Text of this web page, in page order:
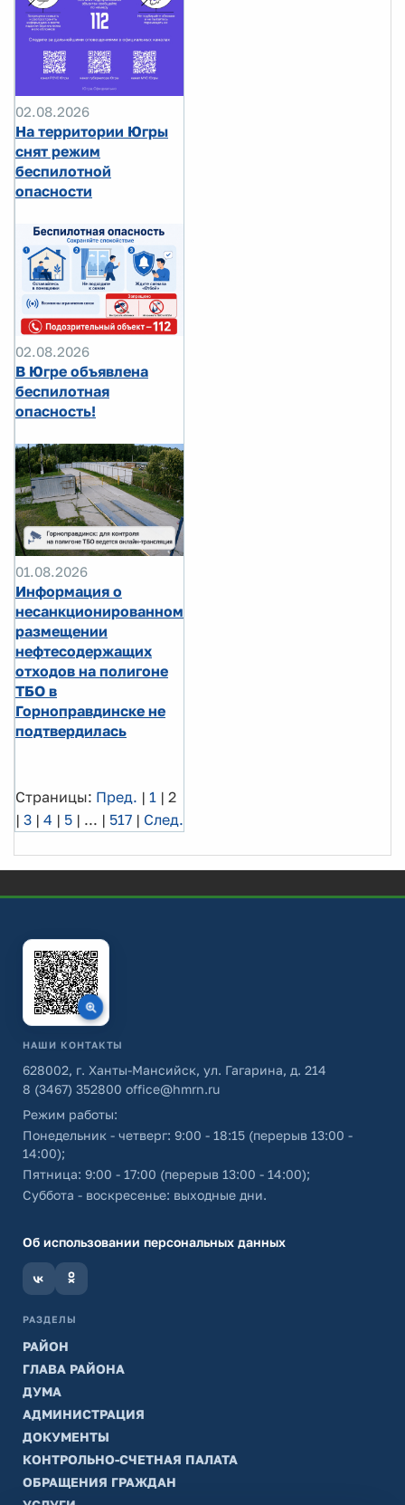
02.08.2026
На территории Югры
снят режим
беспилотной
опасности
02.08.2026
В Югре объявлена
беспилотная
опасность!
01.08.2026
Информация о
несанкционированном
размещении
нефтесодержащих
отходов на полигоне
ТБО в
Горноправдинске не
подтвердилась
Страницы: Пред. | 1 | 2
| 3 | 4 | 5 | ... | 517 | След.
НАШИ КОНТАКТЫ
628002, г. Ханты-Мансийск, ул. Гагарина, д. 214
8 (3467) 352800 office@hmrn.ru
Режим работы:
Понедельник - четверг: 9:00 - 18:15 (перерыв 13:00 -
14:00);
Пятница: 9:00 - 17:00 (перерыв 13:00 - 14:00);
Суббота - воскресенье: выходные дни.
Об использовании персональных данных
РАЗДЕЛЫ
РАЙОН
ГЛАВА РАЙОНА
ДУМА
АДМИНИСТРАЦИЯ
ДОКУМЕНТЫ
КОНТРОЛЬНО-СЧЕТНАЯ ПАЛАТА
ОБРАЩЕНИЯ ГРАЖДАН